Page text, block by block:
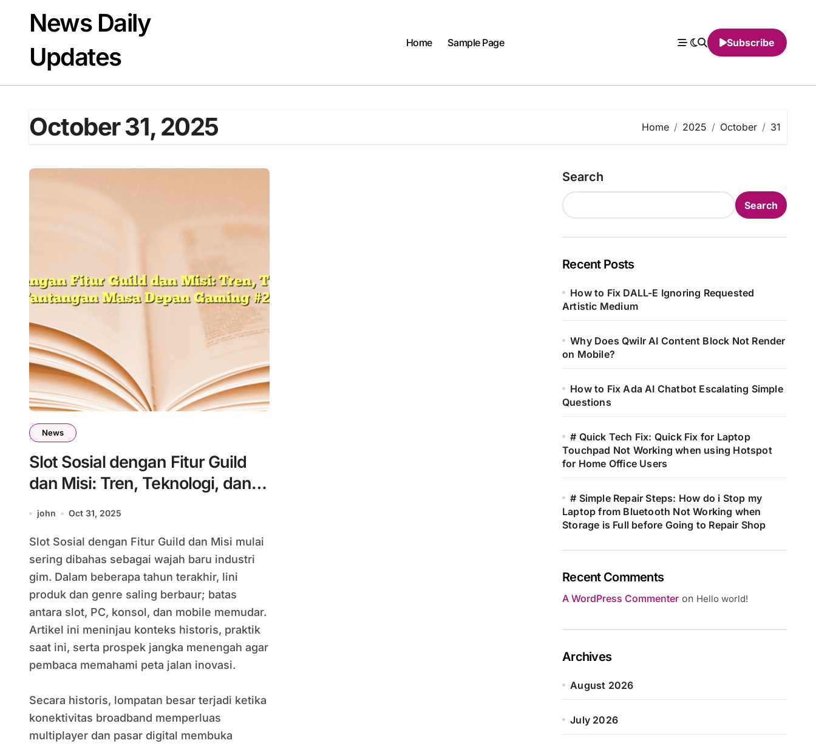
contentNews Daily
Updates
Home Sample Page Subscribe
October 31, 2025 Home 2025 October 31
News
Slot Sosial dengan Fitur Guild
dan Misi: Tren, Teknologi, dan
Tantangan Masa Depan Gaming
john Oct 31, 2025
Slot Sosial dengan Fitur Guild dan Misi mulai
sering dibahas sebagai wajah baru industri
gim. Dalam beberapa tahun terakhir, lini
produk dan genre saling berbaur; batas
antara slot, PC, konsol, dan mobile memudar.
Artikel ini meninjau konteks historis, praktik
saat ini, serta prospek jangka menengah agar
pembaca memahami peta jalan inovasi.
Secara historis, lompatan besar terjadi ketika
konektivitas broadband memperluas
multiplayer dan pasar digital membuka
Search
Search
Recent Posts
How to Fix DALL-E Ignoring Requested
Artistic Medium
Why Does Qwilr AI Content Block Not Render
on Mobile?
How to Fix Ada AI Chatbot Escalating Simple
Questions
# Quick Tech Fix: Quick Fix for Laptop
Touchpad Not Working when using Hotspot
for Home Office Users
# Simple Repair Steps: How do i Stop my
Laptop from Bluetooth Not Working when
Storage is Full before Going to Repair Shop
Recent Comments
A WordPress Commenter on Hello world!
Archives
August 2026
July 2026